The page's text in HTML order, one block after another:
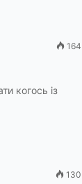
164
когось із
130